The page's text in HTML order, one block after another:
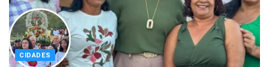
CIDADES